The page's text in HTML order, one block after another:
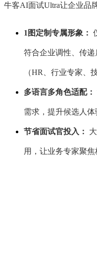
牛客AI面试Ultra让企业品
1图定制专属形象：
符合企业调性、传
（HR、行业专家、
多语言多角色适配：
需求，提升候选人体
节省面试官投入：
用，让业务专家聚焦